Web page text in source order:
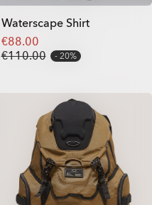
Waterscape Shirt
€88.00
€110.00
20%